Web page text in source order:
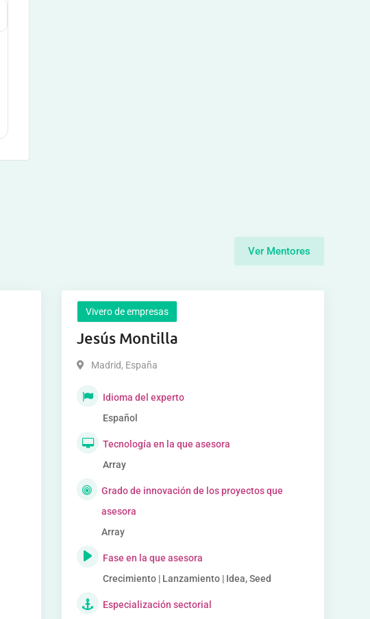
Ver Mentores
Vivero de empresas
Jesús Montilla
Madrid, España
Idioma del experto
Español
Tecnología en la que asesora
Array
Grado de innovación de los proyectos que
asesora
Array
Fase en la que asesora
Crecimiento | Lanzamiento | Idea, Seed
Especialización sectorial